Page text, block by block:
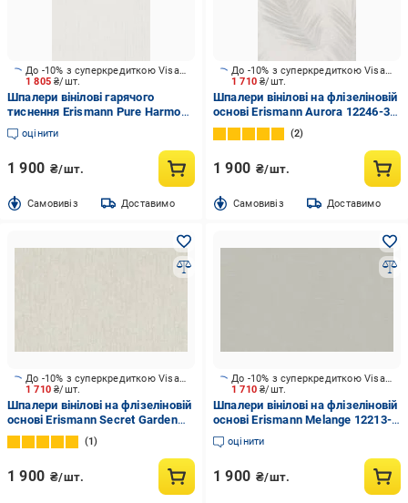
1 805₴/шт.
До -10% з суперкредиткою Visa Вигода
Шпалери вінілові гарячого
тиснення Erismann Pure Harmony
12279-14 1,06x10,05 м
оцінити
1 900 ₴/шт.
Cамовивіз Доставимо
1 710₴/шт.
До -10% з суперкредиткою Visa Вигода
Шпалери вінілові на флізеліновій
основі Erismann Aurora 12246-31
1,06x10,05 м
2
1 900 ₴/шт.
Cамовивіз Доставимо
1 710₴/шт.
До -10% з суперкредиткою Visa Вигода
Шпалери вінілові на флізеліновій
основі Erismann Secret Garden
12237-02 1,06x10,05 м
1
1 900 ₴/шт.
1 710₴/шт.
До -10% з суперкредиткою Visa Вигода
Шпалери вінілові на флізеліновій
основі Erismann Melange 12213-
38 1,06x10,05 м
оцінити
1 900 ₴/шт.